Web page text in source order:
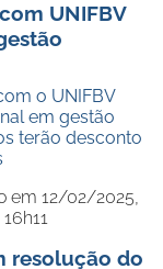
UNIFBV
o UNIFBV
em gestão
terão desconto
em 12/02/2025,
resolução do